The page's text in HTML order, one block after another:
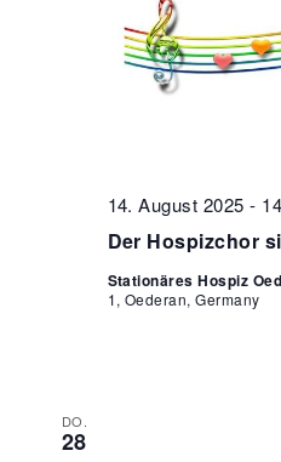
Der Hospizchor
14. August 2025 -
Stationäres Hospiz
1, Oederan, Germany
DO.
28